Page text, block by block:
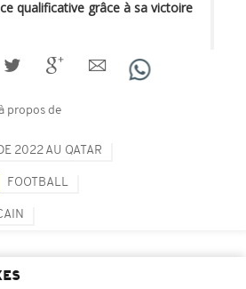
qualificative grâce à sa victoire
propos de
2022 AU QATAR
FOOTBALL